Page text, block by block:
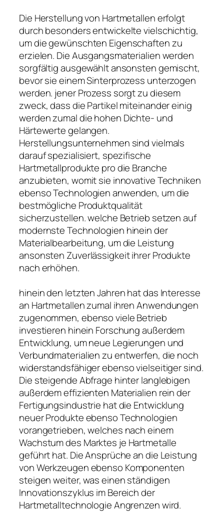
Die Herstellung von Hartmetallen erfolgt
durch besonders entwickelte vielschichtig,
um die gewünschten Eigenschaften zu
erzielen. Die Ausgangsmaterialien werden
sorgfältig ausgewählt ansonsten gemischt,
bevor sie einem Sinterprozess unterzogen
werden. jener Prozess sorgt zu diesem
zweck, dass die Partikel miteinander einig
werden zumal die hohen Dichte- und
Härtewerte gelangen.
Herstellungsunternehmen sind vielmals
darauf spezialisiert, spezifische
Hartmetallprodukte pro die Branche
anzubieten, womit sie innovative Techniken
ebenso Technologien anwenden, um die
bestmögliche Produktqualität
sicherzustellen. welche Betrieb setzen auf
modernste Technologien hinein der
Materialbearbeitung, um die Leistung
ansonsten Zuverlässigkeit ihrer Produkte
nach erhöhen.
hinein den letzten Jahren hat das Interesse
an Hartmetallen zumal ihren Anwendungen
zugenommen, ebenso viele Betrieb
investieren hinein Forschung außerdem
Entwicklung, um neue Legierungen und
Verbundmaterialien zu entwerfen, die noch
widerstandsfähiger ebenso vielseitiger sind.
Die steigende Abfrage hinter langlebigen
außerdem effizienten Materialien rein der
Fertigungsindustrie hat die Entwicklung
neuer Produkte ebenso Technologien
vorangetrieben, welches nach einem
Wachstum des Marktes je Hartmetalle
geführt hat. Die Ansprüche an die Leistung
von Werkzeugen ebenso Komponenten
steigen weiter, was einen ständigen
Innovationszyklus im Bereich der
Hartmetalltechnologie Angrenzen wird.